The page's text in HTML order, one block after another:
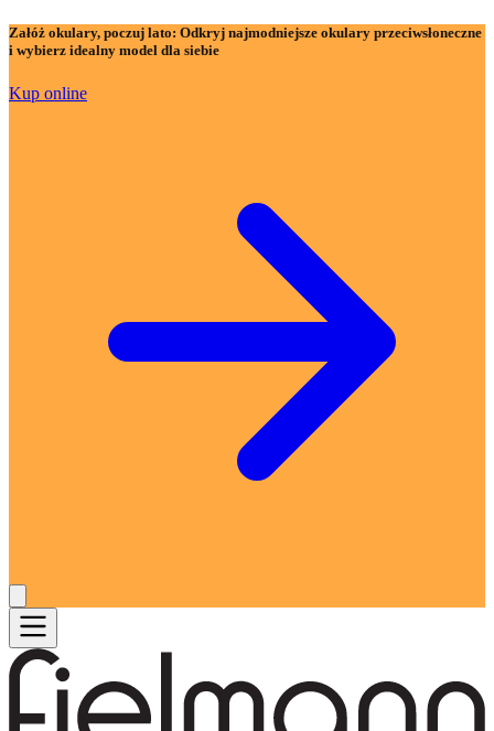
Załóż okulary, poczuj lato: Odkryj najmodniejsze okulary przeciwsłoneczne
i wybierz idealny model dla siebie
Kup online